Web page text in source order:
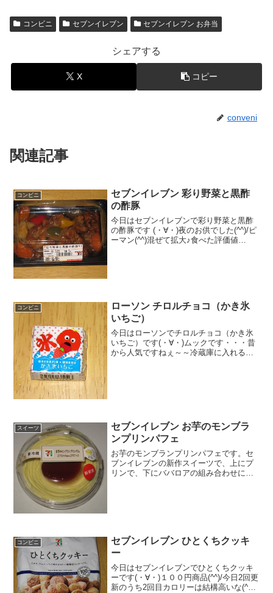
コンビニ セブンイレブン セブンイレブン お弁当
シェアする
X コピー
conveni
関連記事
コンビニ
セブンイレブン 彩り野菜と黒酢
の酢豚
今日はセブンイレブンで彩り野菜と黒酢
の酢豚です (・∀・)夜のお供でした(^^)/ピ
ーマン(^^)混ぜて拡大♪食べた評価値
コンビニ
ローソン チロルチョコ（かき氷
いちご）
今日はローソンでチロルチョコ（かき氷
いちご）です(・∀・)ムックです・・・昔
から人気ですねぇ～～冷蔵庫に入れるの
スイーツ
セブンイレブン お芋のモンブラ
ンプリンパフェ
お芋のモンブランプリンパフェです。セ
ブンイレブンの新作スイーツで、上にプ
リンで、下にババロアの組み合わせにな
コンビニ
セブンイレブン ひとくちクッキ
ー
今日はセブンイレブンでひとくちクッキ
ーです(・∀・)１００円商品(^^)/今日2回更
新のうち2回目カロリーは結構高いな(^^)